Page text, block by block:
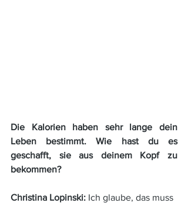
Die Kalorien haben sehr lange dein
Leben bestimmt. Wie hast du es
geschafft, sie aus deinem Kopf zu
bekommen?
Christina Lopinski: Ich glaube, das muss